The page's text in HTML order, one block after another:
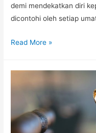
demi mendekatkan diri
dicontohi oleh setiap
Read More »